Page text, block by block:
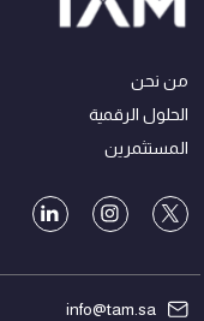
من نحن
الحلول الرقمية
المستثمرين
info@tam.sa